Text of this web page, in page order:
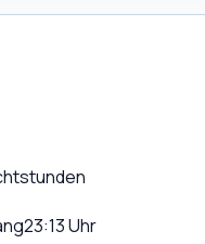
23:13 Uhr